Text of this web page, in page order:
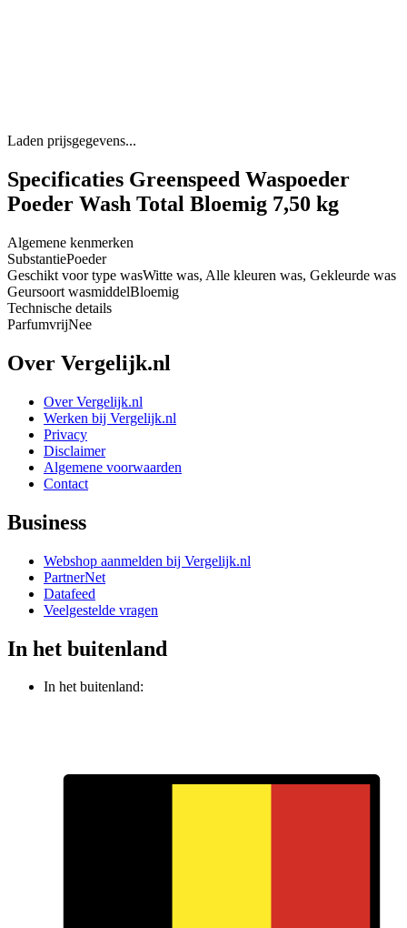
Laden prijsgegevens...
Specificaties Greenspeed Waspoeder
Poeder Wash Total Bloemig 7,50 kg
Algemene kenmerken
SubstantiePoeder
Geschikt voor type wasWitte was, Alle kleuren was, Gekleurde was
Geursoort wasmiddelBloemig
Technische details
ParfumvrijNee
Over Vergelijk.nl
Over Vergelijk.nl
Werken bij Vergelijk.nl
Privacy
Disclaimer
Algemene voorwaarden
Contact
Business
Webshop aanmelden bij Vergelijk.nl
PartnerNet
Datafeed
Veelgestelde vragen
In het buitenland
In het buitenland: